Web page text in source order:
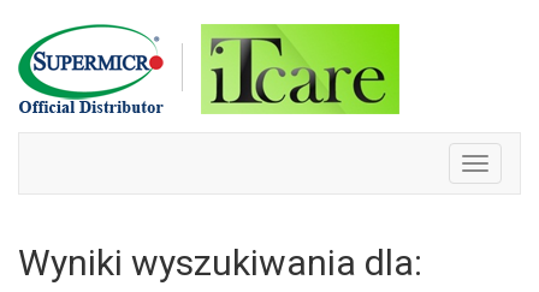
Skip
to
content
Toggle
Wyniki wyszukiwania dla: